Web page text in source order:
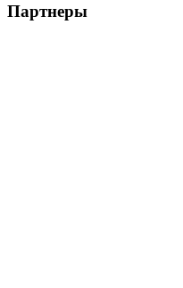
Партнеры